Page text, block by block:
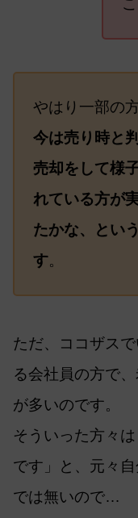
やはり一部の
今は売り時と
売却をして様
れている方が
たかな、とい
す。
ただ、ココザス
る会社員の方で
が多いのです。
そういった方々
です」と、元々
では無いので…